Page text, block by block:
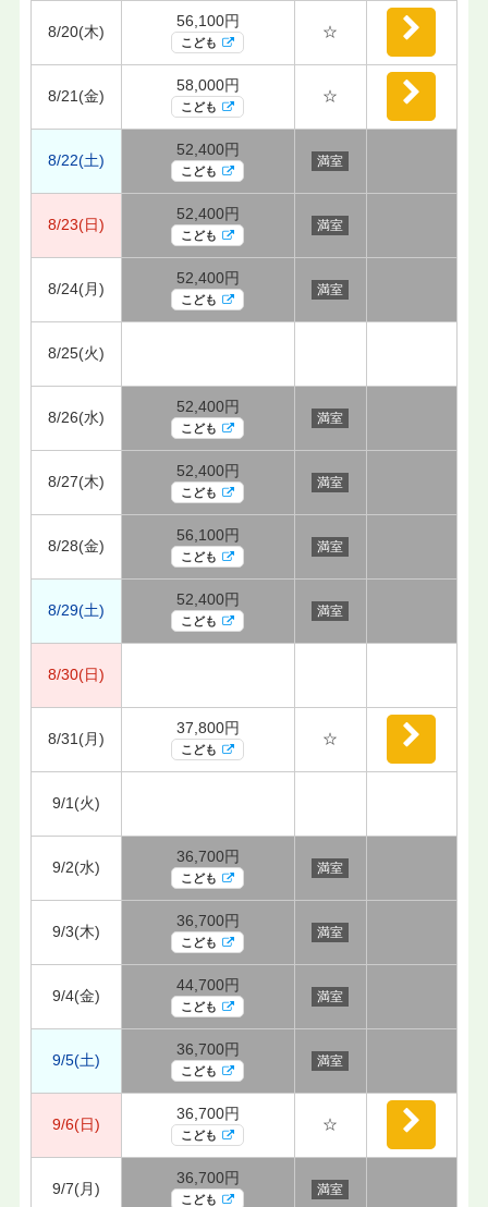
8/20(木)
56,100円
こども
☆
8/21(金)
58,000円
こども
☆
8/22(土)
52,400円
こども
満室
8/23(日)
52,400円
こども
満室
8/24(月)
52,400円
こども
満室
8/25(火)
8/26(水)
52,400円
こども
満室
8/27(木)
52,400円
こども
満室
8/28(金)
56,100円
こども
満室
8/29(土)
52,400円
こども
満室
8/30(日)
8/31(月)
37,800円
こども
☆
9/1(火)
9/2(水)
36,700円
こども
満室
9/3(木)
36,700円
こども
満室
9/4(金)
44,700円
こども
満室
9/5(土)
36,700円
こども
満室
9/6(日)
36,700円
こども
☆
9/7(月)
36,700円
こども
満室